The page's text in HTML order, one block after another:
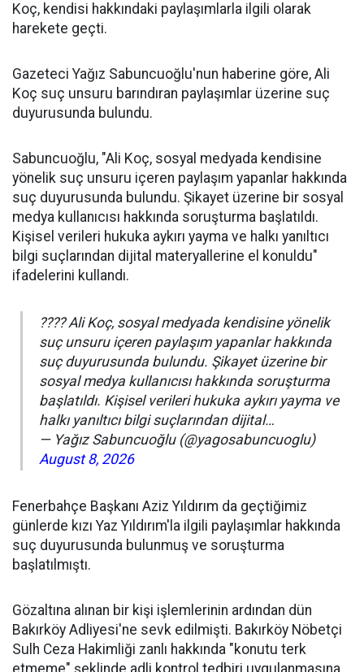
Koç, kendisi hakkındaki paylaşımlarla ilgili olarak
harekete geçti.
Gazeteci Yağız Sabuncuoğlu'nun haberine göre, Ali
Koç suç unsuru barındıran paylaşımlar üzerine suç
duyurusunda bulundu.
Sabuncuoğlu, "Ali Koç, sosyal medyada kendisine
yönelik suç unsuru içeren paylaşım yapanlar hakkında
suç duyurusunda bulundu. Şikayet üzerine bir sosyal
medya kullanıcısı hakkında soruşturma başlatıldı.
Kişisel verileri hukuka aykırı yayma ve halkı yanıltıcı
bilgi suçlarından dijital materyallerine el konuldu"
ifadelerini kullandı.
???? Ali Koç, sosyal medyada kendisine yönelik
suç unsuru içeren paylaşım yapanlar hakkında
suç duyurusunda bulundu. Şikayet üzerine bir
sosyal medya kullanıcısı hakkında soruşturma
başlatıldı. Kişisel verileri hukuka aykırı yayma ve
halkı yanıltıcı bilgi suçlarından dijital…
— Yağız Sabuncuoğlu (@yagosabuncuoglu)
August 8, 2026
Fenerbahçe Başkanı Aziz Yıldırım da geçtiğimiz
günlerde kızı Yaz Yıldırım'la ilgili paylaşımlar hakkında
suç duyurusunda bulunmuş ve soruşturma
başlatılmıştı.
Gözaltına alınan bir kişi işlemlerinin ardından dün
Bakırköy Adliyesi'ne sevk edilmişti. Bakırköy Nöbetçi
Sulh Ceza Hakimliği zanlı hakkında "konutu terk